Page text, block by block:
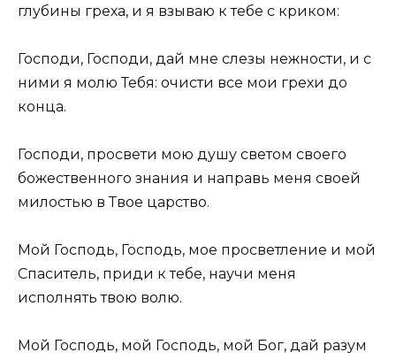
глубины греха, и я взываю к тебе с криком:
Господи, Господи, дай мне слезы нежности, и с
ними я молю Тебя: очисти все мои грехи до
конца.
Господи, просвети мою душу светом своего
божественного знания и направь меня своей
милостью в Твое царство.
Мой Господь, Господь, мое просветление и мой
Спаситель, приди к тебе, научи меня
исполнять твою волю.
Мой Господь, мой Господь, мой Бог, дай разум